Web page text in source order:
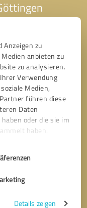
Anzeigen zu
anbieten zu
zu analysieren.
Verwendung
Medien,
führen diese
Daten
oder die sie im
haben.
Details zeigen